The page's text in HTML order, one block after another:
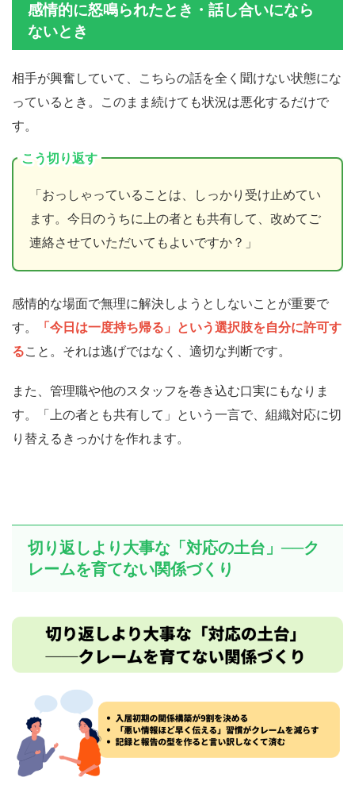
感情的に怒鳴られたとき・話し合いになら
ないとき
相手が興奮していて、こちらの話を全く聞けない状態にな
っているとき。このまま続けても状況は悪化するだけで
す。
こう切り返す
「おっしゃっていることは、しっかり受け止めてい
ます。今日のうちに上の者とも共有して、改めてご
連絡させていただいてもよいですか？」
感情的な場面で無理に解決しようとしないことが重要で
す。
「今日は一度持ち帰る」という選択肢を自分に許可す
ること。それは逃げではなく、適切な判断です。
また、管理職や他のスタッフを巻き込む口実にもなりま
す。「上の者とも共有して」という一言で、組織対応に切
り替えるきっかけを作れます。
切り返しより大事な「対応の土台」──ク
レームを育てない関係づくり